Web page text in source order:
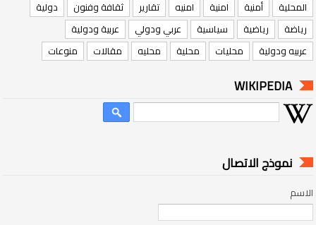
المحلية
أمنية امنية امنيه تقارير ثقافة وفنون
دولية
رياضة
رياضية سياسية عربي ودولي
عربية ودولية
عربيه ودولية
محليات محلية محليه مقالات منوعات
WIKIPEDIA
نموذج الاتصال
الاسم